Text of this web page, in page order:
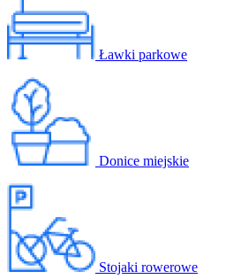
Ławki parkowe
Donice miejskie
Stojaki rowerowe